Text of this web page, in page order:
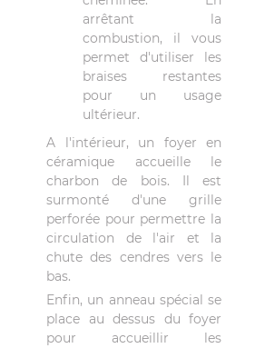
arrêtant la
combustion, il vous
permet d'utiliser les
braises restantes
pour un usage
ultérieur.
A l'intérieur, un foyer en
céramique accueille le
charbon de bois. Il est
surmonté d'une grille
perforée pour permettre la
circulation de l'air et la
chute des cendres vers le
bas.
Enfin, un anneau spécial se
place au dessus du foyer
pour accueillir les